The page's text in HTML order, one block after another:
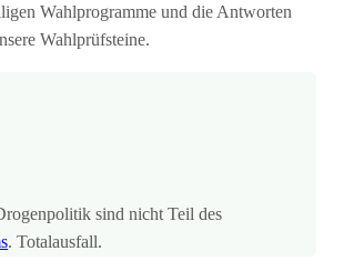
Wahlprogramme und die Antworten
Wahlprüfsteine.
sind nicht Teil des
. Totalausfall.